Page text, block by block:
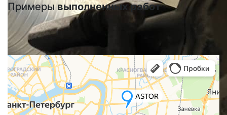
Примерывыполненных работ